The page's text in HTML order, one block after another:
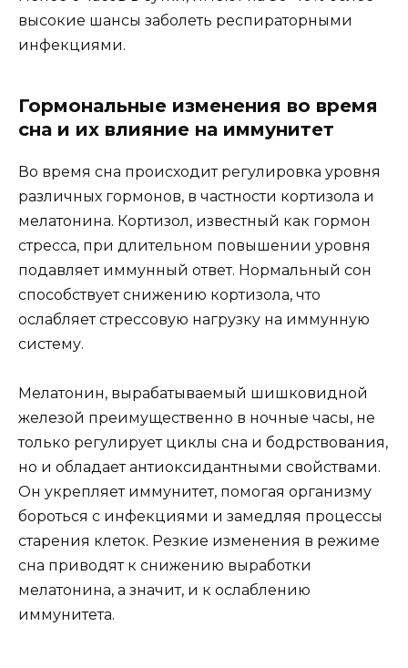
высокие шансы заболеть респираторными
инфекциями.
Гормональные изменения во время
сна и их влияние на иммунитет
Во время сна происходит регулировка уровня
различных гормонов, в частности кортизола и
мелатонина. Кортизол, известный как гормон
стресса, при длительном повышении уровня
подавляет иммунный ответ. Нормальный сон
способствует снижению кортизола, что
ослабляет стрессовую нагрузку на иммунную
систему.
Мелатонин, вырабатываемый шишковидной
железой преимущественно в ночные часы, не
только регулирует циклы сна и бодрствования,
но и обладает антиоксидантными свойствами.
Он укрепляет иммунитет, помогая организму
бороться с инфекциями и замедляя процессы
старения клеток. Резкие изменения в режиме
сна приводят к снижению выработки
мелатонина, а значит, и к ослаблению
иммунитета.